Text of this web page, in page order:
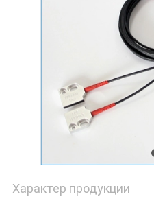
Характер продукции